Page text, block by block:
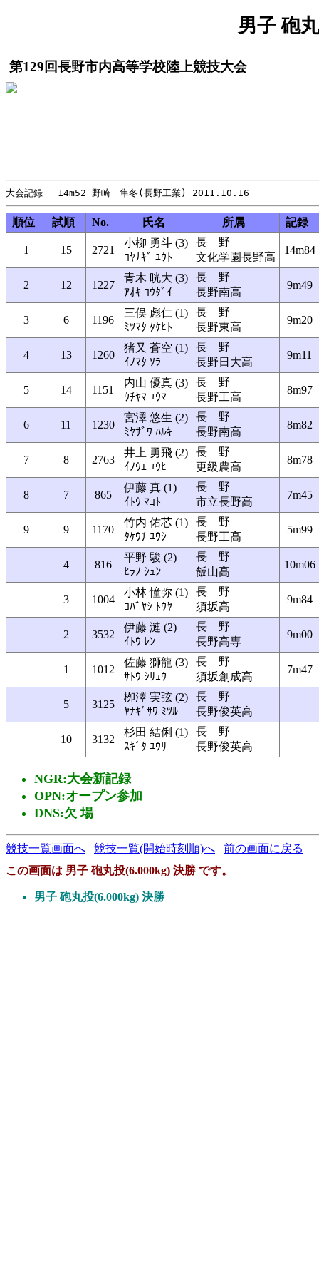
男子 砲
第129回長野市内高等学校陸上競技大会
順位 試順 No. 氏名 所属 記録
1 15 2721
小柳 勇斗 (3)
ｺﾔﾅｷﾞ ﾕｳﾄ
長 野
文化学園長野高
14m84
2 12 1227
青木 晄大 (3)
ｱｵｷ ｺｳﾀﾞｲ
長 野
長野南高
9m49
3 6 1196
三俣 彪仁 (1)
ﾐﾂﾏﾀ ﾀｹﾋﾄ
長 野
長野東高
9m20
4 13 1260
猪又 蒼空 (1)
ｲﾉﾏﾀ ｿﾗ
長 野
長野日大高
9m11
5 14 1151
内山 優真 (3)
ｳﾁﾔﾏ ﾕｳﾏ
長 野
長野工高
8m97
6 11 1230
宮澤 悠生 (2)
ﾐﾔｻﾞﾜ ﾊﾙｷ
長 野
長野南高
8m82
7 8 2763
井上 勇飛 (2)
ｲﾉｳｴ ﾕｳﾋ
長 野
更級農高
8m78
8 7 865
伊藤 真 (1)
ｲﾄｳ ﾏｺﾄ
長 野
市立長野高
7m45
9 9 1170
竹内 佑芯 (1)
ﾀｹｳﾁ ﾕｳｼ
長 野
長野工高
5m99
4 816
平野 駿 (2)
ﾋﾗﾉ ｼｭﾝ
長 野
飯山高
10m06
3 1004
小林 憧弥 (1)
ｺﾊﾞﾔｼ ﾄｳﾔ
長 野
須坂高
9m84
2 3532
伊藤 漣 (2)
ｲﾄｳ ﾚﾝ
長 野
長野高専
9m00
1 1012
佐藤 獅龍 (3)
ｻﾄｳ ｼﾘｭｳ
長 野
須坂創成高
7m47
5 3125
栁澤 実弦 (2)
ﾔﾅｷﾞｻﾜ ﾐﾂﾙ
長 野
長野俊英高
10 3132
杉田 結俐 (1)
ｽｷﾞﾀ ﾕｳﾘ
長 野
長野俊英高
NGR:大会新記録
OPN:オープン参加
DNS:欠 場
競技一覧画面へ 競技一覧(開始時刻順)へ
前の画面に戻る
この画面は 男子 砲丸投(6.000kg) 決勝 です。
男子 砲丸投(6.000kg) 決勝